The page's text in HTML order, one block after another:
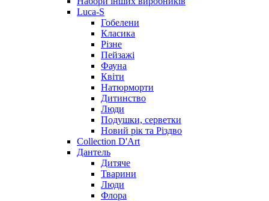
Luca-S
Гобелени
Класика
Різне
Пейзажі
Фауна
Квіти
Натюрморти
Дитинство
Люди
Подушки, серветки
Новий рік та Різдво
Collection D'Art
Дантель
Дитяче
Тварини
Люди
Флора